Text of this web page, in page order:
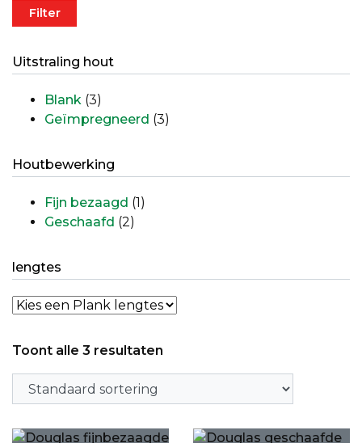
Filter
Uitstraling hout
Blank (3)
Geïmpregneerd (3)
Houtbewerking
Fijn bezaagd (1)
Geschaafd (2)
lengtes
Toont alle 3 resultaten